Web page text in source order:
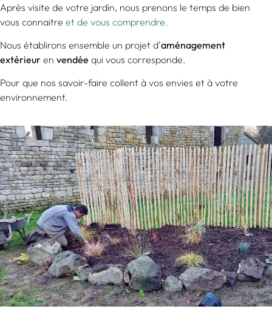
Après visite de votre jardin, nous prenons le temps de bien
vous connaitre et de vous comprendre.
Nous établirons ensemble un projet d’aménagement
extérieur en vendée qui vous corresponde.
Pour que nos savoir-faire collent à vos envies et à votre
environnement.